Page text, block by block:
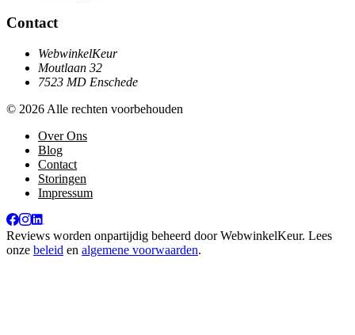
Contact
WebwinkelKeur
Moutlaan 32
7523 MD Enschede
© 2026 Alle rechten voorbehouden
Over Ons
Blog
Contact
Storingen
Impressum
Reviews worden onpartijdig beheerd doorWebwinkelKeur. Lees
onze beleid en algemene voorwaarden.